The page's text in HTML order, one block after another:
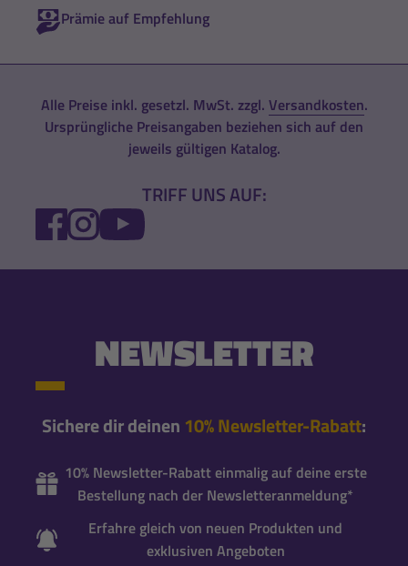
Prämie auf Empfehlung
Alle Preise inkl. gesetzl. MwSt. zzgl. Versandkosten.
Ursprüngliche Preisangaben beziehen sich auf den
jeweils gültigen Katalog.
TRIFF UNS AUF:
FACEBOOK
INSTAGRAM
YOUTUBE
NEWSLETTER
Sichere dir deinen 10% Newsletter-Rabatt:
10% Newsletter-Rabatt einmalig auf deine erste
Bestellung nach der Newsletteranmeldung*
Erfahre gleich von neuen Produkten und
exklusiven Angeboten